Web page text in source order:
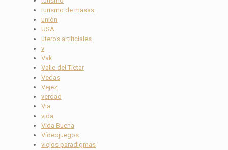
turismo de masas
unión
USA
úteros artificiales
v
Vak
Valle del Tietar
Vedas
Vejez
verdad
Via
vida
Vida Buena
Vídeojuegos
viejos paradigmas